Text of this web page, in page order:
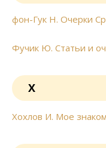
фон-Гук Н. Очерки
Фучик Ю. Статьи и
Х
Хохлов И. Мое